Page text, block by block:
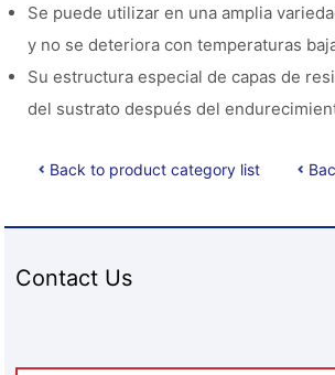
Se puede utilizar en una amplia
y no se deteriora con temperaturas
Su estructura especial de capas de
del sustrato después del
Back to product category list
Contact Us